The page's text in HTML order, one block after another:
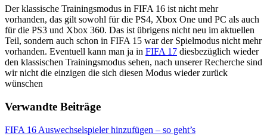
Der klassische Trainingsmodus in FIFA 16 ist nicht mehr
vorhanden, das gilt sowohl für die PS4, Xbox One und PC als auch
für die PS3 und Xbox 360. Das ist übrigens nicht neu im aktuellen
Teil, sondern auch schon in FIFA 15 war der Spielmodus nicht mehr
vorhanden. Eventuell kann man ja in FIFA 17 diesbezüglich wieder
den klassischen Trainingsmodus sehen, nach unserer Recherche sind
wir nicht die einzigen die sich diesen Modus wieder zurück
wünschen
Verwandte Beiträge
FIFA 16 Auswechselspieler hinzufügen – so geht’s